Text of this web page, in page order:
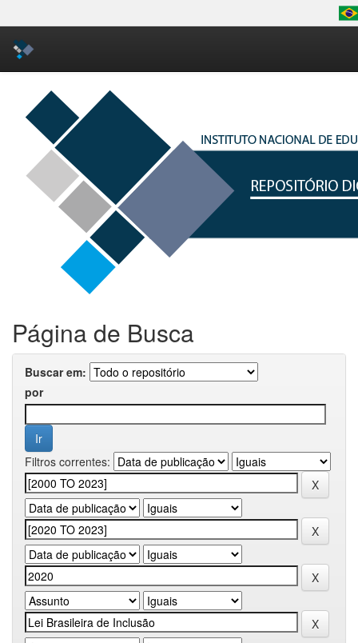
Skip
navigation
Página de Busca
Buscar em:
por
Filtros correntes: